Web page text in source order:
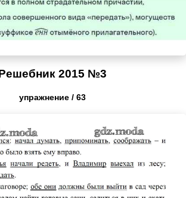
2015 №3
упражнение / 63